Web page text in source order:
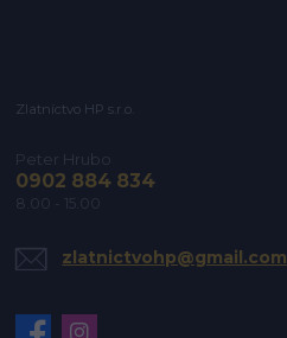
Zlatníctvo HP s.r.o.
Peter Hrubo
0902 884 834
8.00 - 15.00
zlatnictvohp@gmail.com